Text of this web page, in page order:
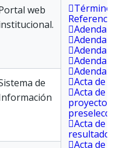
web
Referencia
Adenda
Adenda
Adenda
Adenda
Adenda
Acta de
Acta de
proyectos
Acta de
resultados
Acta de
de